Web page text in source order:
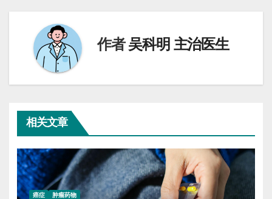
航
作者吴科明 主治医生
相关文章
癌症 肿瘤药物